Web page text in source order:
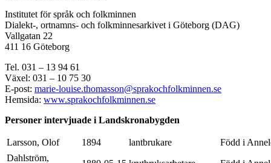
Institutet för språk och folkminnen
Dialekt-, ortnamns- och folkminnesarkivet i Göteborg (DAG)
Vallgatan 22
411 16 Göteborg
Tel. 031 – 13 94 61
Växel: 031 – 10 75 30
E-post: marie-louise.thomasson@sprakochfolkminnen.se
Hemsida: www.sprakochfolkminnen.se
Personer intervjuade i Landskronabygden
Larsson, Olof 1894 lantbrukare
Född i
Dahlström,